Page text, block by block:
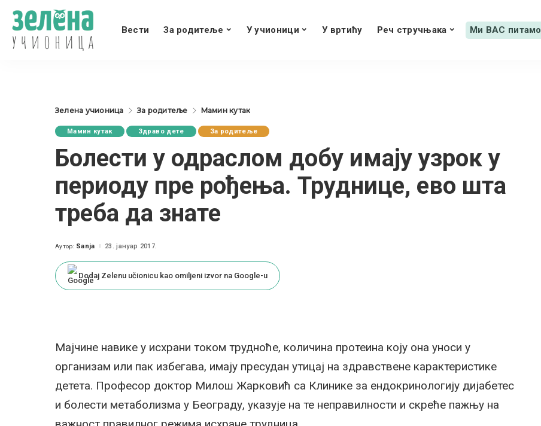
Вести За родитеље У учионици У вртићу Реч стручњака Ми ВАС питамо
Зелена учионица За родитеље Мамин кутак
Мамин кутак Здраво дете За родитеље
Болести у одраслом добу имају узрок у
периоду пре рођења. Труднице, ево шта
треба да знате
Posted
Аутор: Sanja 23. јануар 2017.
Dodaj Zelenu učionicu kao omiljeni izvor na Google-u
Мајчине навике у исхрани током трудноће, количина протеина коју она уноси у
организам или пак избегава, имају пресудан утицај на здравствене карактеристике
детета. Професор доктор Милош Жарковић са Клинике за ендокринологију дијабетес
и болести метаболизма у Београду, указује на те неправилности и скреће пажњу на